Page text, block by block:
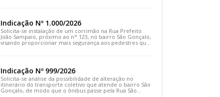
Indicação Nº 1.000/2026
Solicita-se instalação de um corrimão na Rua Prefeito
João Sampaio, próximo ao n° 123, no bairro São Gonçalo,
visando proporcionar mais segurança aos pedestres que
Indicação Nº 999/2026
Solicita-se análise da possibilidade de alteração no
itinerário do transporte coletivo que atende o bairro São
Gonçalo, de modo que o ônibus passe pela Rua São